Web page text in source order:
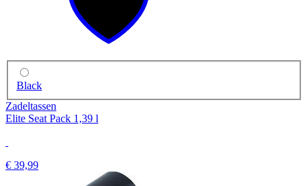
Black
Zadeltassen
Elite Seat Pack 1,39 l
€ 39,99